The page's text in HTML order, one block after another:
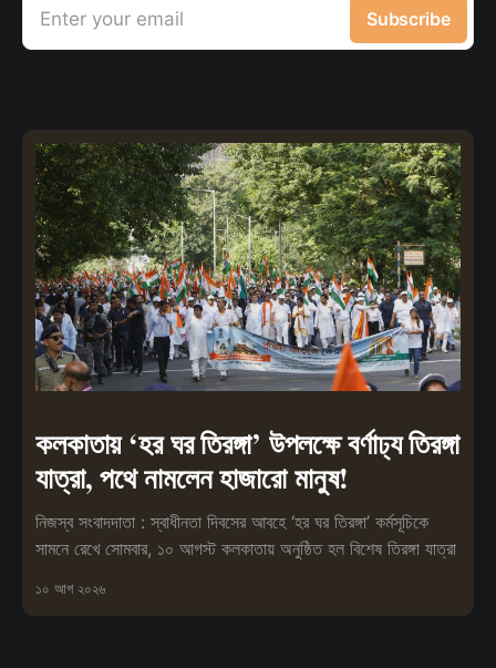
Enter your email Subscribe
কলকাতায় ‘হর ঘর তিরঙ্গা’ উপলক্ষে বর্ণাঢ্য তিরঙ্গা
যাত্রা, পথে নামলেন হাজারো মানুষ!
নিজস্ব সংবাদদাতা : স্বাধীনতা দিবসের আবহে ‘হর ঘর তিরঙ্গা’ কর্মসূচিকে
সামনে রেখে সোমবার, ১০ আগস্ট কলকাতায় অনুষ্ঠিত হল বিশেষ তিরঙ্গা যাত্রা
১০ আগ ২০২৬